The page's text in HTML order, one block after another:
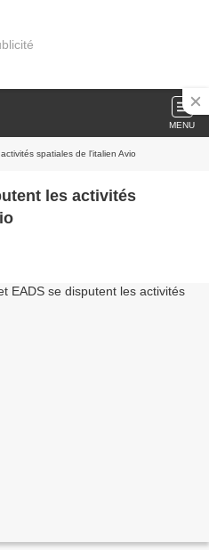
MENU
spatiales de l'italien Avio
les activités